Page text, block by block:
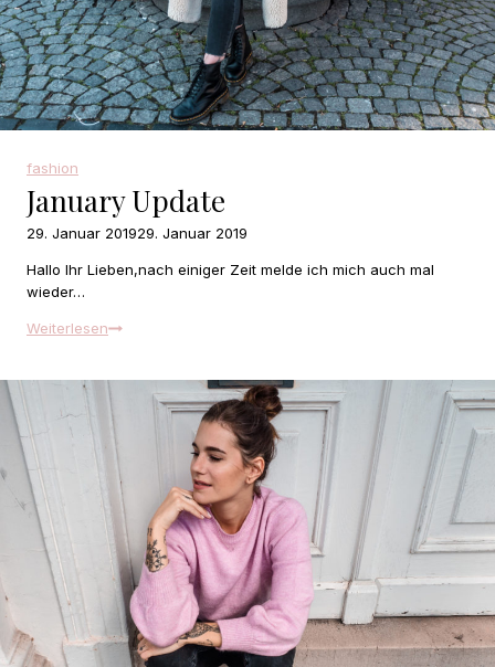
fashion
January Update
29. Januar 201929. Januar 2019
Hallo Ihr Lieben,nach einiger Zeit melde ich mich auch mal
wieder…
WeiterlesenJanuary